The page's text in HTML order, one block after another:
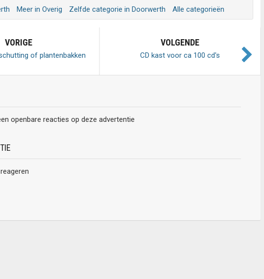
Meer in Overig Zelfde categorie in Doorwerth Alle categorieën
VORIGE
of plantenbakken
VOLGENDE
CD kast voor ca 100 cd's
openbare reacties op deze advertentie